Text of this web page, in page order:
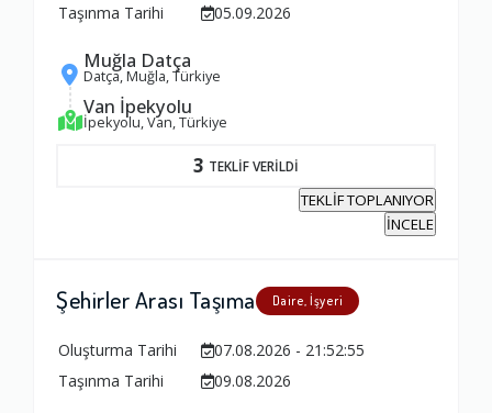
Taşınma Tarihi
05.09.2026
Muğla Datça
Datça, Muğla, Türkiye
Van İpekyolu
İpekyolu, Van, Türkiye
3 TEKLİF VERİLDİ
TEKLİF TOPLANIYOR
İNCELE
Şehirler Arası Taşıma Daire, İşyeri
Oluşturma Tarihi
07.08.2026 - 21:52:55
Taşınma Tarihi
09.08.2026
1.0
1.0
Firma Çalışanları